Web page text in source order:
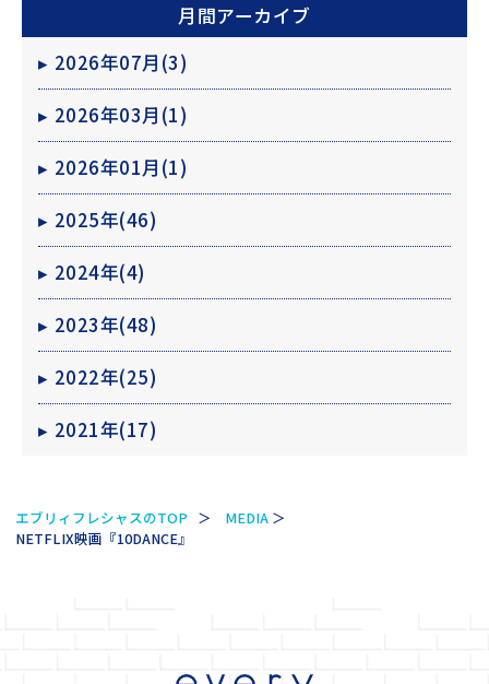
月間アーカイブ
▸ 2026年07月(3)
▸ 2026年03月(1)
▸ 2026年01月(1)
▸ 2025年(46)
▸ 2024年(4)
▸ 2023年(48)
▸ 2022年(25)
▸ 2021年(17)
エブリィフレシャスのTOP
MEDIA
NETFLIX映画『10DANCE』